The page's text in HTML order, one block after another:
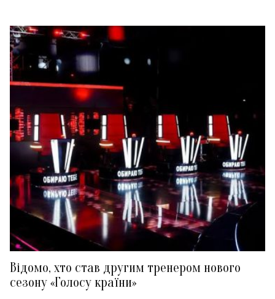
Відомо, хто став другим тренером нового
сезону «Голосу країни»